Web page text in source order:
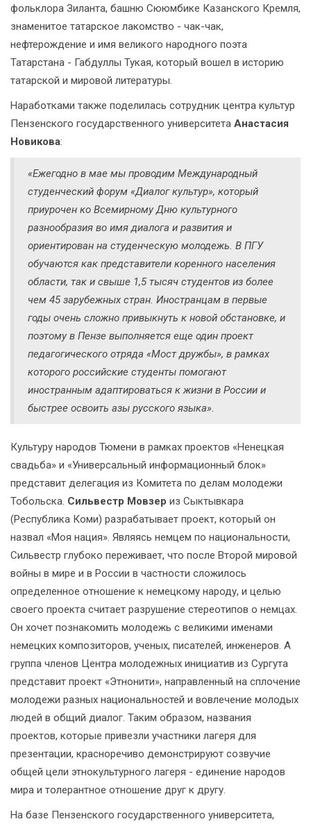
фольклора Зиланта, башню Сююмбике Казанского Кремля,
знаменитое татарское лакомство - чак-чак,
нефтерождение и имя великого народного поэта
Татарстана - Габдуллы Тукая, который вошел в историю
татарской и мировой литературы.
Наработками также поделилась сотрудник центра культур
Пензенского государственного университета Анастасия
Новикова:
«Ежегодно в мае мы проводим Международный
студенческий форум «Диалог культур», который
приурочен ко Всемирному Дню культурного
разнообразия во имя диалога и развития и
ориентирован на студенческую молодежь. В ПГУ
обучаются как представители коренного населения
области, так и свыше 1,5 тысяч студентов из более
чем 45 зарубежных стран. Иностранцам в первые
годы очень сложно привыкнуть к новой обстановке, и
поэтому в Пензе выполняется еще один проект
педагогического отряда «Мост дружбы», в рамках
которого российские студенты помогают
иностранным адаптироваться к жизни в России и
быстрее освоить азы русского языка».
Культуру народов Тюмени в рамках проектов «Ненецкая
свадьба» и «Универсальный информационный блок»
представит делегация из Комитета по делам молодежи
Тобольска. Сильвестр Мовзер из Сыктывкара
(Республика Коми) разрабатывает проект, который он
назвал «Моя нация». Являясь немцем по национальности,
Сильвестр глубоко переживает, что после Второй мировой
войны в мире и в России в частности сложилось
определенное отношение к немецкому народу, и целью
своего проекта считает разрушение стереотипов о немцах.
Он хочет познакомить молодежь с великими именами
немецких композиторов, ученых, писателей, инженеров. А
группа членов Центра молодежных инициатив из Сургута
представит проект «Этнонити», направленный на сплочение
молодежи разных национальностей и вовлечение молодых
людей в общий диалог. Таким образом, названия
проектов, которые привезли участники лагеря для
презентации, красноречиво демонстрируют созвучие
общей цели этнокультурного лагеря - единение народов
мира и толерантное отношение друг к другу.
На базе Пензенского государственного университета,